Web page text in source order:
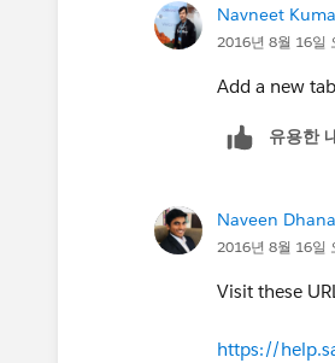
Navneet
2016년 8월 16일
Add a new
유용한
Naveen
2016년 8월 16일
Visit these
https://